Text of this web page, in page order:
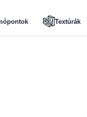
Textúrák